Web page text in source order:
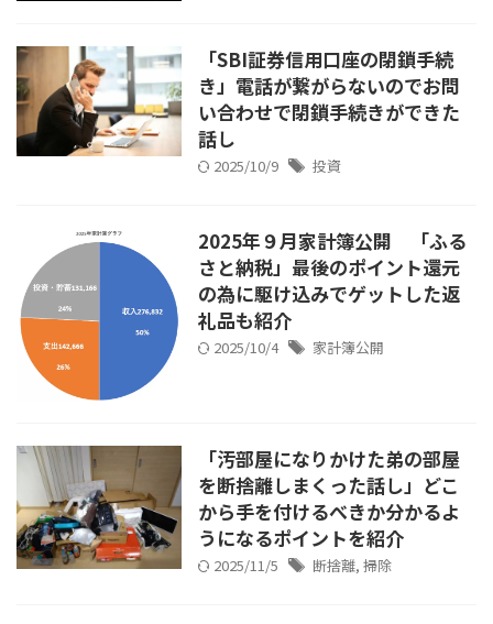
「SBI証券信用口座の閉鎖手続
き」電話が繋がらないのでお問
い合わせで閉鎖手続きができた
話し
2025/10/9 投資
2025年９月家計簿公開 「ふる
さと納税」最後のポイント還元
の為に駆け込みでゲットした返
礼品も紹介
2025/10/4 家計簿公開
「汚部屋になりかけた弟の部屋
を断捨離しまくった話し」どこ
から手を付けるべきか分かるよ
うになるポイントを紹介
2025/11/5 断捨離, 掃除